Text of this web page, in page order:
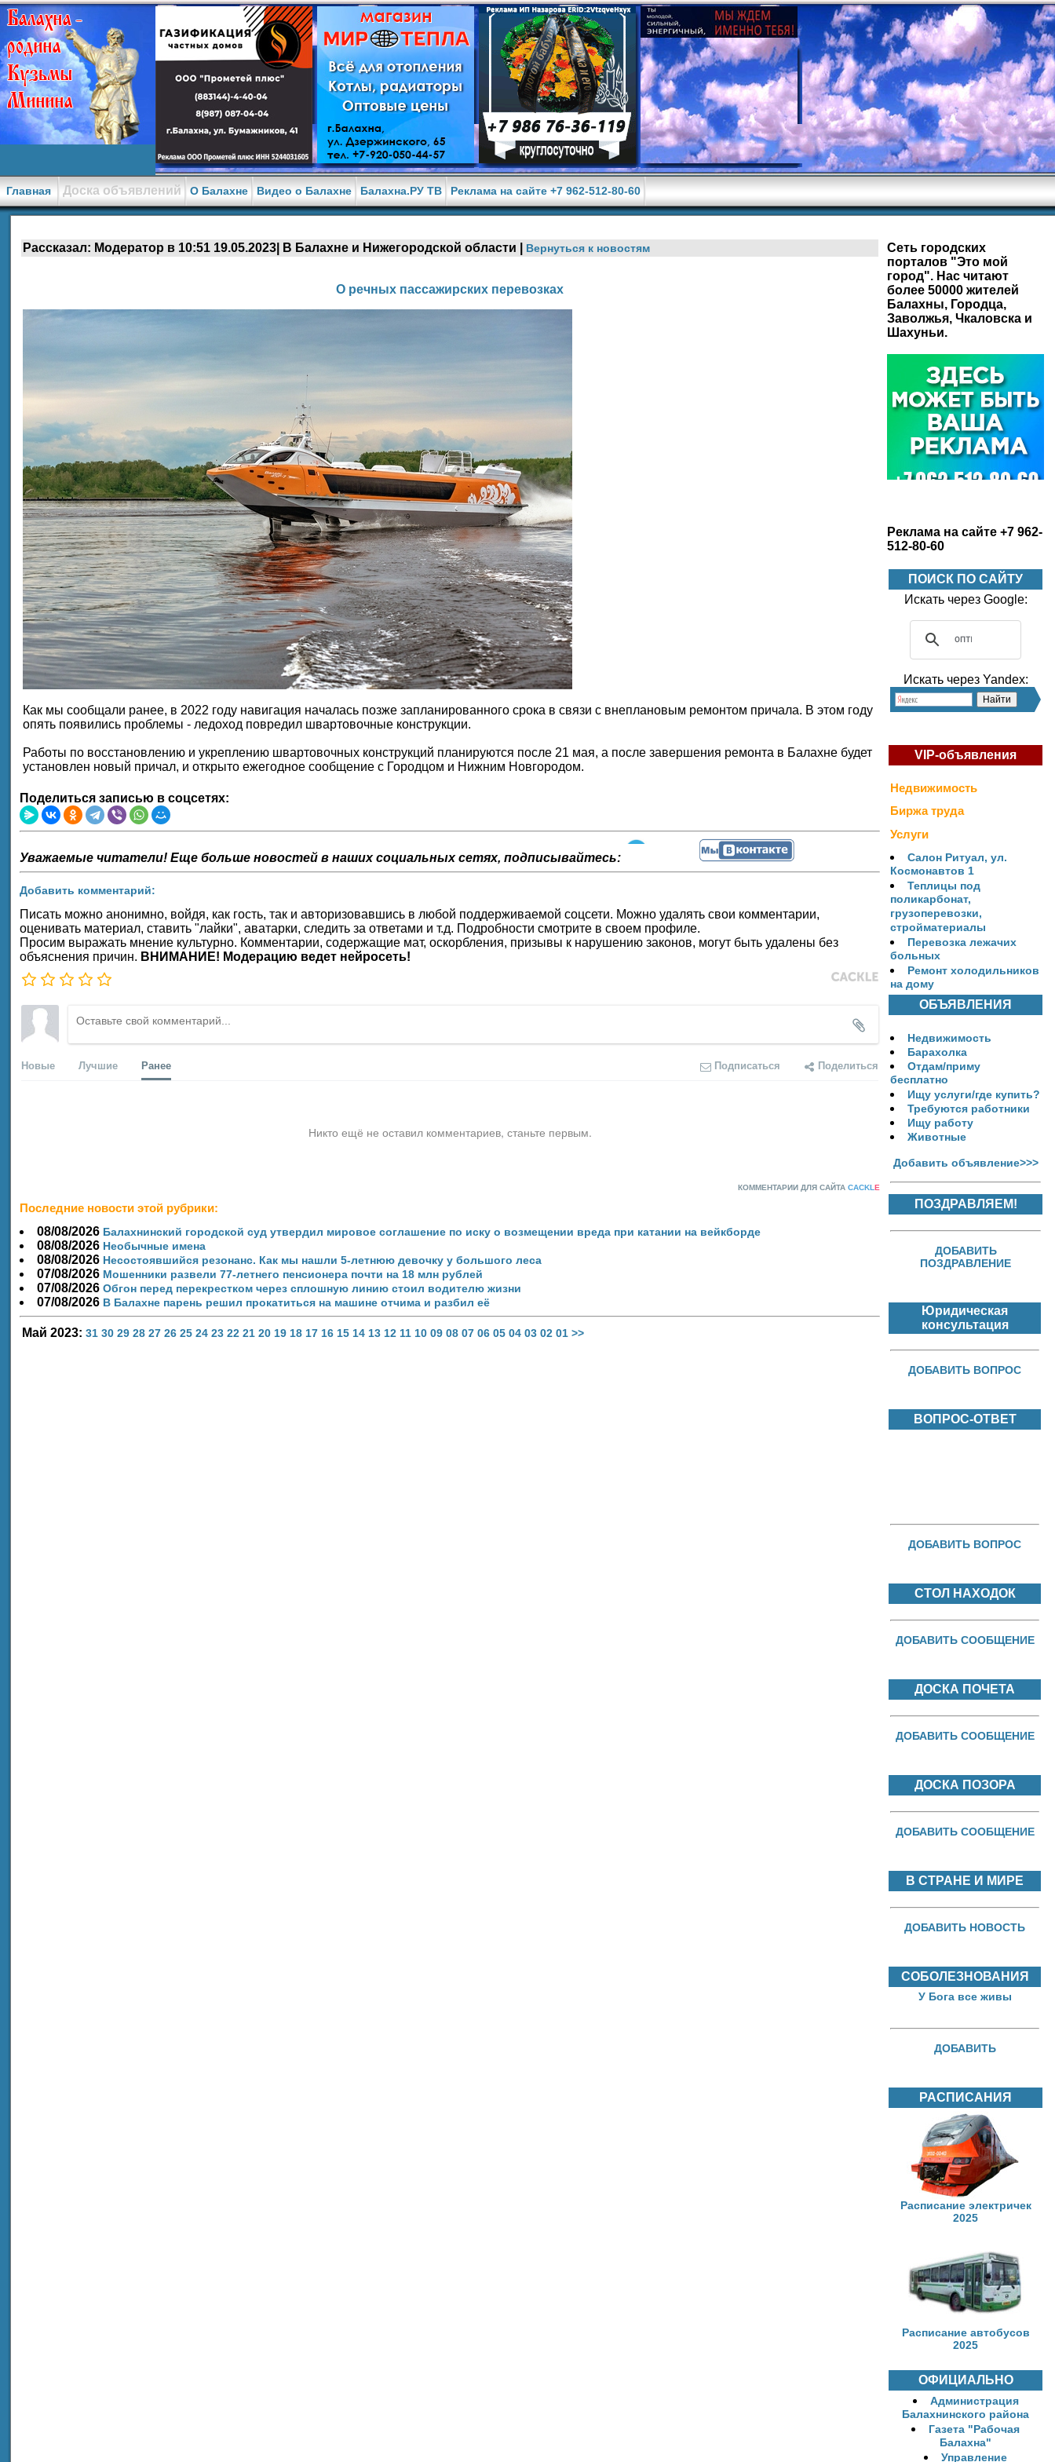
Главная Доска объявлений О Балахне Видео о Балахне Балахна.РУ ТВ Реклама на сайте +7 962-512-80-60
Рассказал: Модератор в 10:51 19.05.2023| В Балахне и Нижегородской области | Вернуться к новостям
О речных пассажирских перевозках
Как мы сообщали ранее, в 2022 году навигация началась позже запланированного срока в связи с внеплановым ремонтом причала. В этом году
опять появились проблемы - ледоход повредил швартовочные конструкции.
Работы по восстановлению и укреплению швартовочных конструкций планируются после 21 мая, а после завершения ремонта в Балахне будет
установлен новый причал, и открыто ежегодное сообщение с Городцом и Нижним Новгородом.
Поделиться записью в соцсетях:
Уважаемые читатели! Еще больше новостей в наших социальных сетях, подписывайтесь:
Добавить комментарий:
Писать можно анонимно, войдя, как гость, так и авторизовавшись в любой поддерживаемой соцсети. Можно удалять свои комментарии,
оценивать материал, ставить "лайки", аватарки, следить за ответами и т.д. Подробности смотрите в своем профиле.
Просим выражать мнение культурно. Комментарии, содержащие мат, оскорбления, призывы к нарушению законов, могут быть удалены без
объяснения причин. ВНИМАНИЕ! Модерацию ведет нейросеть!
Новые Лучшие Ранее Подписаться Поделиться
Никто ещё не оставил комментариев, станьте первым.
КОММЕНТАРИИ ДЛЯ САЙТА CACKL E
Последние новости этой рубрики:
08/08/2026 Балахнинский городской суд утвердил мировое соглашение по иску о возмещении вреда при катании на вейкборде
08/08/2026 Необычные имена
08/08/2026 Несостоявшийся резонанс. Как мы нашли 5‑летнюю девочку у большого леса
07/08/2026 Мошенники развели 77-летнего пенсионера почти на 18 млн рублей
07/08/2026 Обгон перед перекрестком через сплошную линию стоил водителю жизни
07/08/2026 В Балахне парень решил прокатиться на машине отчима и разбил её
Май 2023: 31 30 29 28 27 26 25 24 23 22 21 20 19 18 17 16 15 14 13 12 11 10 09 08 07 06 05 04 03 02 01 >>
Сеть городских
порталов "Это мой
город". Нас читают
более 50000 жителей
Балахны, Городца,
Заволжья, Чкаловска и
Шахуньи.
Реклама на сайте +7 962-
512-80-60
ПОИСК ПО САЙТУ
Искать через Google:
Искать через Yandex:
VIP-объявления
Недвижимость
Биржа труда
Услуги
Салон Ритуал, ул.
Космонавтов 1
Теплицы под
поликарбонат,
грузоперевозки,
стройматериалы
Перевозка лежачих
больных
Ремонт холодильников
на дому
ОБЪЯВЛЕНИЯ
Недвижимость
Барахолка
Отдам/приму
бесплатно
Ищу услуги/где купить?
Требуются работники
Ищу работу
Животные
Добавить объявление>>>
ПОЗДРАВЛЯЕМ!
ДОБАВИТЬ
ПОЗДРАВЛЕНИЕ
Юридическая
консультация
ДОБАВИТЬ ВОПРОС
ВОПРОС-ОТВЕТ
ДОБАВИТЬ ВОПРОС
СТОЛ НАХОДОК
ДОБАВИТЬ СООБЩЕНИЕ
ДОСКА ПОЧЕТА
ДОБАВИТЬ СООБЩЕНИЕ
ДОСКА ПОЗОРА
ДОБАВИТЬ СООБЩЕНИЕ
В СТРАНЕ И МИРЕ
ДОБАВИТЬ НОВОСТЬ
СОБОЛЕЗНОВАНИЯ
У Бога все живы
ДОБАВИТЬ
РАСПИСАНИЯ
Расписание электричек
2025
Расписание автобусов
2025
ОФИЦИАЛЬНО
Администрация
Балахнинского района
Газета "Рабочая
Балахна"
Управление